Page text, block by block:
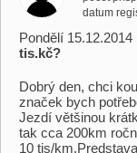
datum
Pondělí 15.12.2014
tis.kč?
Dobrý den, chci
značek bych
Jezdí většinou
tak cca 200km
10 tis/